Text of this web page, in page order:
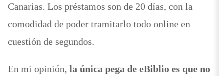
Canarias. Los préstamos son de 20 días, con la
comodidad de poder tramitarlo todo online en
cuestión de segundos.
En mi opinión, la única pega de eBiblio es que no